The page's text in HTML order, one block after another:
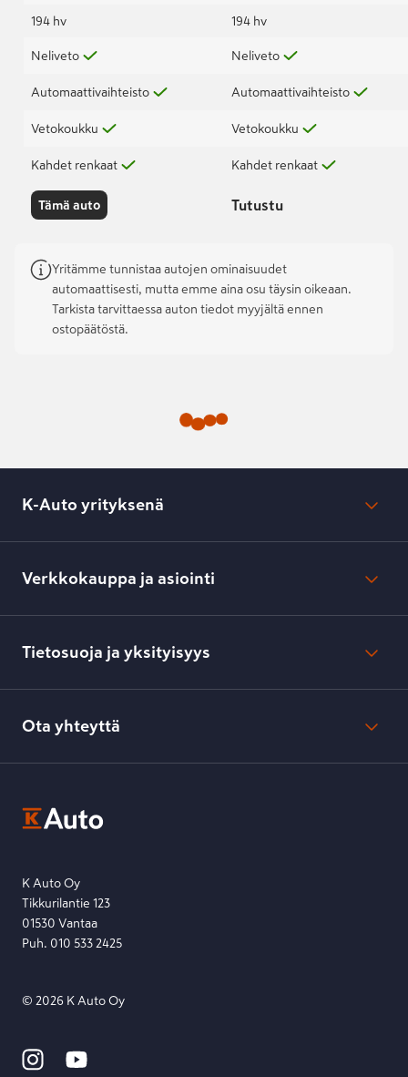
194 hv
Neliveto
Automaattivaihteisto
Vetokoukku
Kahdet renkaat
Tämä auto
194 hv
Neliveto
Automaattivaihteisto
Vetokoukku
Kahdet renkaat
Tutustu
Yritämme tunnistaa autojen ominaisuudet
automaattisesti, mutta emme aina osu täysin oikeaan.
Tarkista tarvittaessa auton tiedot myyjältä ennen
ostopäätöstä.
K-Auto yrityksenä
Lehdistötiedotteet
Toimipisteiden yhteystiedot
Verkkokauppa ja asiointi
Toimitustavat ja -kulut
Verkkokaupan peruuttamisilmoitus
Saavutettavuus
Tietosuoja ja yksityisyys
Kesko-konsernin verkkoselailurekisteri
K-Ryhmän evästekäytännöt
Ota yhteyttä
Etsi toimipiste
K Auto Oy
Tikkurilantie 123
01530 Vantaa
Puh. 010 533 2425
© 2026 K Auto Oy